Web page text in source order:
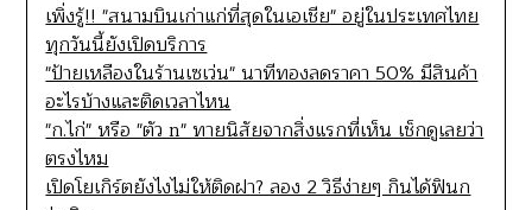
เพิ่งรู้!! "สนามบินเก่าแก่ที่สุดในเอเชีย" อยู่ในประเทศไทย
ทุกวันนี้ยังเปิดบริการ
"ป้ายเหลืองในร้านเซเว่น" นาทีทองลดราคา 50% มีสินค้า
อะไรบ้างและติดเวลาไหน
"ก.ไก่" หรือ "ตัว n" ทายนิสัยจากสิ่งแรกที่เห็น เช็กดูเลยว่า
ตรงไหม
เปิดโยเกิร์ตยังไงไม่ให้ติดฝา? ลอง 2 วิธีง่ายๆ กินได้ฟินก